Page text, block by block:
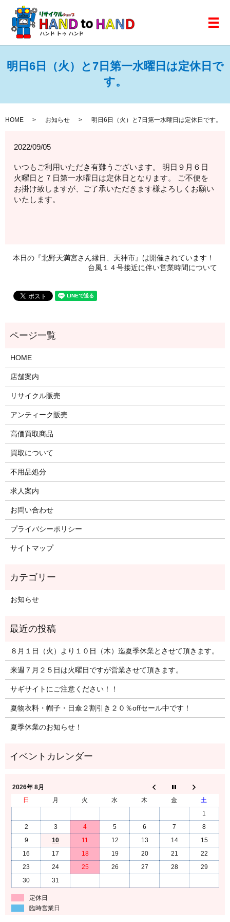
メ
明日6日（火）と7日第一水曜日は定休日で
す。
HOME お知らせ 明日6日（火）と7日第一水曜日は定休日です。
2022/09/05
いつもご利用いただき有難うございます。 明日９月６日
火曜日と７日第一水曜日は定休日となります。 ご不便を
お掛け致しますが、ご了承いただきます様よろしくお願い
いたします。
本日の『北野天満宮さん縁日、天神市』は開催されています！
台風１４号接近に伴い営業時間について
HOME
店舗案内
リサイクル販売
アンティーク販売
高価買取商品
買取について
不用品処分
求人案内
お問い合わせ
プライバシーポリシー
サイトマップ
お知らせ
８月１日（火）より１０日（木）迄夏季休業とさせて頂きます。
来週７月２５日は火曜日ですが営業させて頂きます。
サギサイトにご注意ください！！
夏物衣料・帽子・日傘２割引き２０％offセール中です！
夏季休業のお知らせ！
2026年 8月
日
月 火 水 木 金
土
1
2
3 4 5 6 7
8
9
10 11 12 13 14
15
16
17 18 19 20 21
22
23
24 25 26 27 28
29
30
31
定休日
臨時営業日